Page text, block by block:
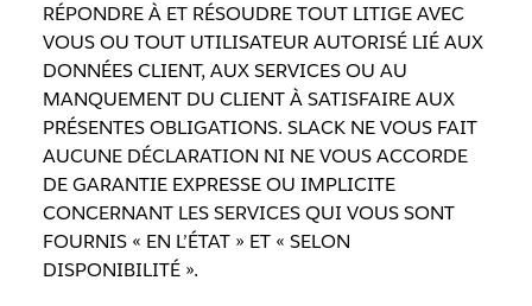
RÉPONDRE À ET RÉSOUDRE TOUT LITIGE AVEC
VOUS OU TOUT UTILISATEUR AUTORISÉ LIÉ AUX
DONNÉES CLIENT, AUX SERVICES OU AU
MANQUEMENT DU CLIENT À SATISFAIRE AUX
PRÉSENTES OBLIGATIONS. SLACK NE VOUS FAIT
AUCUNE DÉCLARATION NI NE VOUS ACCORDE
DE GARANTIE EXPRESSE OU IMPLICITE
CONCERNANT LES SERVICES QUI VOUS SONT
FOURNIS « EN L’ÉTAT » ET « SELON
DISPONIBILITÉ ».